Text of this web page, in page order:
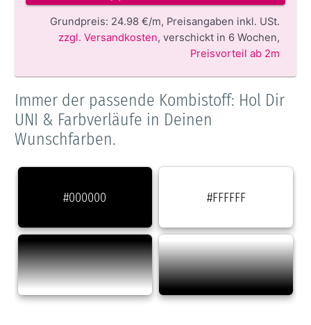
Grundpreis: 24.98 €/m, Preisangaben inkl. USt.
zzgl. Versandkosten,verschickt in 6 Wochen,
Preisvorteil ab 2m
Immer der passende Kombistoff: Hol Dir
UNI & Farbverläufe in Deinen
Wunschfarben.
#000000 #FFFFFF